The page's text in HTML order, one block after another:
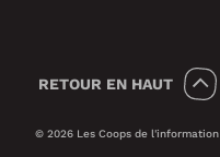
RETOUR EN HAUT
© 2026 Les Coops de l'information